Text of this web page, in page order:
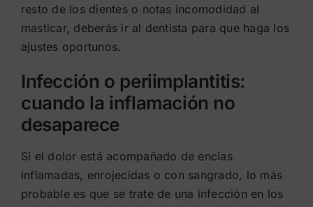
resto de los dientes o notas incomodidad al
masticar, deberás ir al dentista para que haga los
ajustes oportunos.
Infección o periimplantitis:
cuando la inflamación no
desaparece
Si el dolor está acompañado de encías
inflamadas, enrojecidas o con sangrado, lo más
probable es que se trate de una infección en los